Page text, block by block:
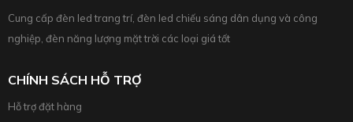
Cung cấp đèn led trang trí, đèn led chiếu sáng dân dụng và công
nghiệp, đèn năng lượng mặt trời các loại giá tốt
CHÍNH SÁCH HỖ TRỢ
Hỗ trợ đặt hàng